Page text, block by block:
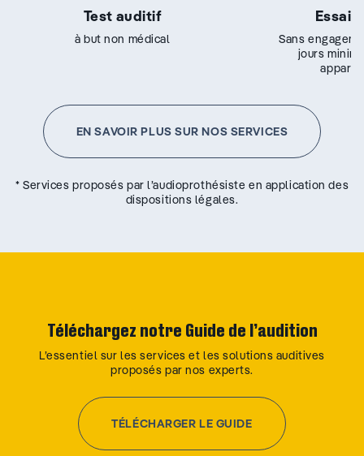
Test auditif
à but non médical
Essai
Sans
jours
EN SAVOIR PLUS SUR NOS SERVICES
* Services proposés par l’audioprothésiste en application des
dispositions légales.
Téléchargez notre Guide de l’audition
L’essentiel sur les services et les solutions auditives
proposés par nos experts.
TÉLÉCHARGER LE GUIDE